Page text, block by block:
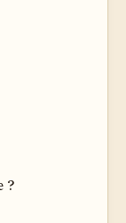
?